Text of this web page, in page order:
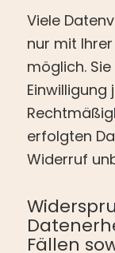
Viele
nur mit
möglich.
Einwilligung
erfolgten
Widerruf
Fällen